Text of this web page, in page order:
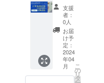
LIFE
パーク
のメー
ルアド
レスよ
り送ら
せて頂
きま
す。
ご来店
にて本
人証明
できる
ものご
持参で
受け渡
しとい
たしま
ます。
この中
より選
んで下
さい。
リター
ンの利
用券及
びTシャ
ツの引
る発送
または
店舗で
の直接
手渡し
のどち
らかを
備考欄
もしく
はメー
了後、
お電
話・ご
訪問で
のお打
合せに
て看板
内容と
う決め
させて
企業・
団体様
の社員
様・ご
家族の
方は特
別割引
価格で
の利用
ができ
建てま
す。そ
こにメ
インス
ポン
サーと
して協
力企
業・団
体様の
サー】
（団
体・企
業向
け）
枠
金額
１，０
００，
支援
者：
0人
お届
け予
定：
2024
年04
月
こ
の
リ
タ